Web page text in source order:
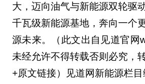
大，迈向油气与新能源双轮驱
千瓦级新能源基地，奔向一个
源未来。（此文出自见道官网
未经允许不得转载否则必究，
+原文链接）见道网新能源栏